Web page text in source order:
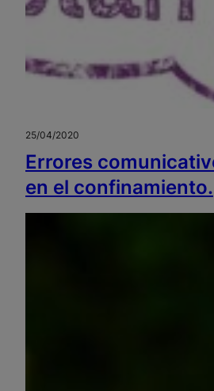
25/04/2020
Errores
en el confinamiento.